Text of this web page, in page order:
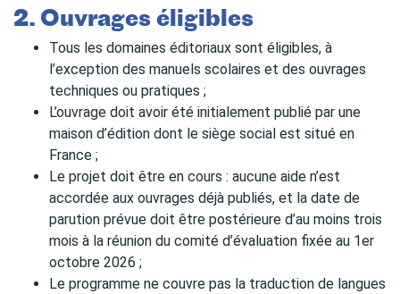
2. Ouvrages éligibles
Tous les domaines éditoriaux sont éligibles, à
l’exception des manuels scolaires et des ouvrages
techniques ou pratiques ;
L’ouvrage doit avoir été initialement publié par une
maison d’édition dont le siège social est situé en
France ;
Le projet doit être en cours : aucune aide n’est
accordée aux ouvrages déjà publiés, et la date de
parution prévue doit être postérieure d’au moins trois
mois à la réunion du comité d’évaluation fixée au 1er
octobre 2026 ;
Le programme ne couvre pas la traduction de langues